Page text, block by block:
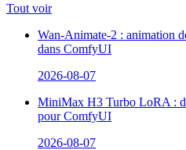
Tout voir
Wan-Animate-2 : animation
dans ComfyUI
2026-08-07
MiniMax H3 Turbo LoRA :
pour ComfyUI
2026-08-07